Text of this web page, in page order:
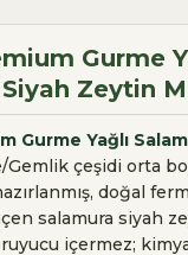
Gurme
Zeytin
Gurme Yağlı
Gemlik çeşidi orta
doğal
salamura siyah
içermez;